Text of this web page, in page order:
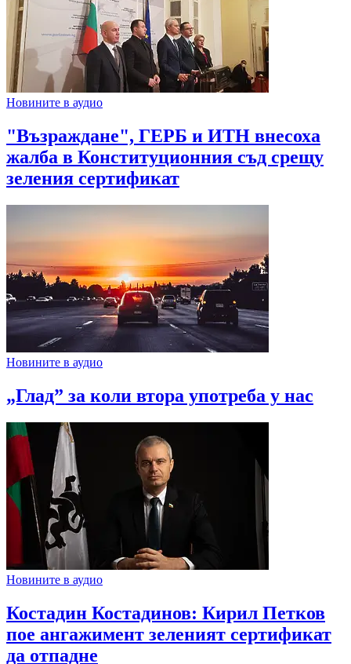
Новините в аудио
"Възраждане", ГЕРБ и ИТН внесоха
жалба в Конституционния съд срещу
зеления сертификат
Новините в аудио
„Глад” за коли втора употреба у нас
Новините в аудио
Костадин Костадинов: Кирил Петков
пое ангажимент зеленият сертификат
да отпадне